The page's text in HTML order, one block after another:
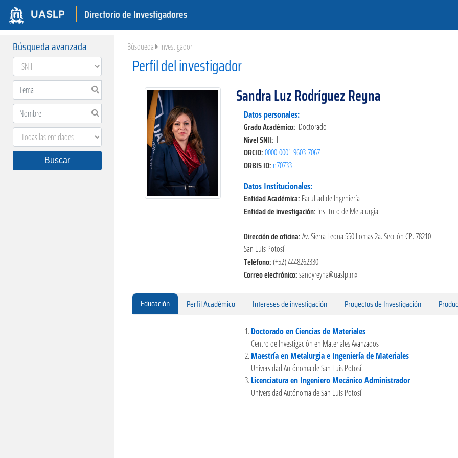
UASLP Directorio de Investigadores
Búsqueda avanzada
Buscar
Búsqueda Investigador
Perfil del investigador
Sandra Luz Rodríguez Reyna
Datos personales:
Grado Académico: Doctorado
Nivel SNII: I
ORCID:0000-0001-9603-7067
ORBIS ID: n70733
Datos Institucionales:
Entidad Académica: Facultad de Ingeniería
Entidad de investigación: Instituto de Metalurgia
Dirección de oficina:Av. Sierra Leona 550 Lomas 2a. Sección CP. 78210
San Luis Potosí
Teléfono:(+52) 4448262330
Correo electrónico:sandyreyna@uaslp.mx
Educación Perfil Académico Intereses de investigación Proyectos de Investigación
Doctorado en Ciencias de Materiales
Centro de Investigación en Materiales Avanzados
Maestría en Metalurgia e Ingeniería de Materiales
Universidad Autónoma de San Luis Potosí
Licenciatura en Ingeniero Mecánico Administrador
Universidad Autónoma de San Luis Potosí